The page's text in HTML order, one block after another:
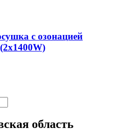
с озонацией
область